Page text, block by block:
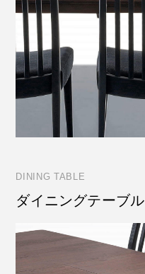
DINING TABLE
ダイニングテーブル